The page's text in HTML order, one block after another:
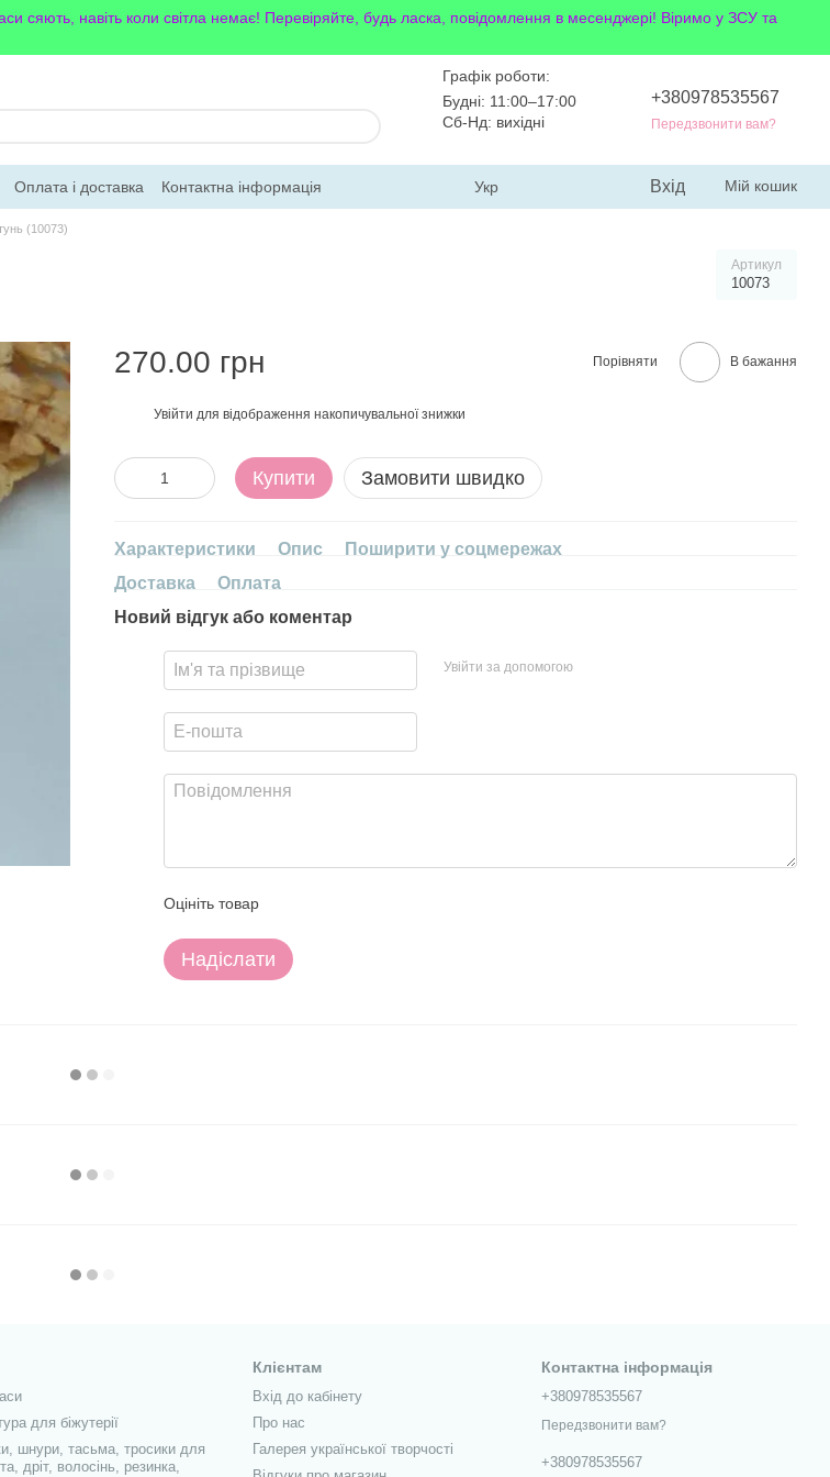
сяють, навіть коли світла немає! Перевіряйте, будь ласка, повідомлення в месенджері! Віримо у ЗСУ та
Графік роботи:
Будні: 11:00–17:00
Сб-Нд: вихідні
+380978535567
Передзвонити вам?
Оплата і доставка
Контактна інформація
Укр Вхід Мій кошик
(10073)
Артикул
10073
270.00 грн Порівняти В бажання
Увійти для відображення накопичувальної знижки
Купити Замовити швидко
Характеристики Опис
Поширити у соцмережах
Доставка
Оплата
Новий відгук або коментар
Увійти за допомогою
Оцініть товар
Надіслати
для біжутерії
шнури, тасьма, тросики для
дріт, волосінь, резинка,
Клієнтам
Вхід до кабінету
Про нас
Галерея української творчості
Контактна інформація
+380978535567
Передзвонити вам?
+380978535567